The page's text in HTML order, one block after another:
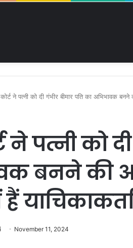
कोर्ट ने पत्नी को दी गंभीर बीमार पति का अभिभावक
ने पत्नी को
बनने की
November 11, 2024